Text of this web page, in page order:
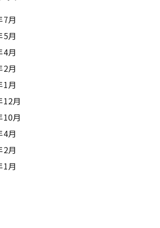
7月
5月
4月
2月
1月
12月
10月
4月
2月
1月